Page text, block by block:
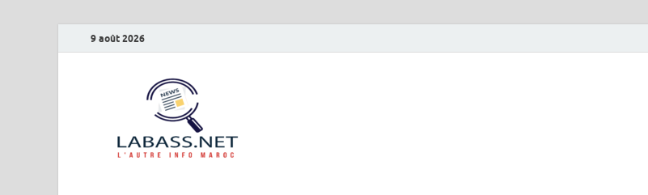
9 août 2026